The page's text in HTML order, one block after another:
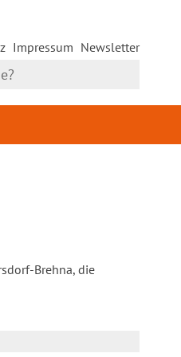
Impressum Newsletter
Brehna, die